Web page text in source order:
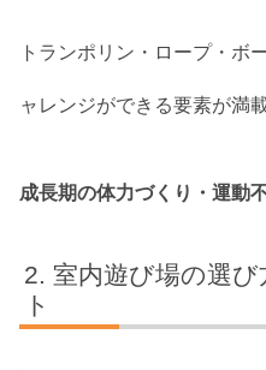
トランポリン・ロープ・ボ
ャレンジができる要素が満
成長期の体力づくり・運動
室内遊び場の選
ト